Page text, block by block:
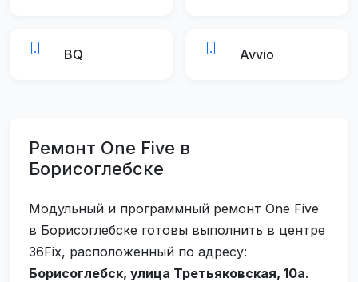
BQ Avvio
Ремонт One Five в
Борисоглебске
Модульный и программный ремонт One Five
в Борисоглебске готовы выполнить в центре
36Fix, расположенный по адресу:
Борисоглебск, улица Третьяковская, 10а.